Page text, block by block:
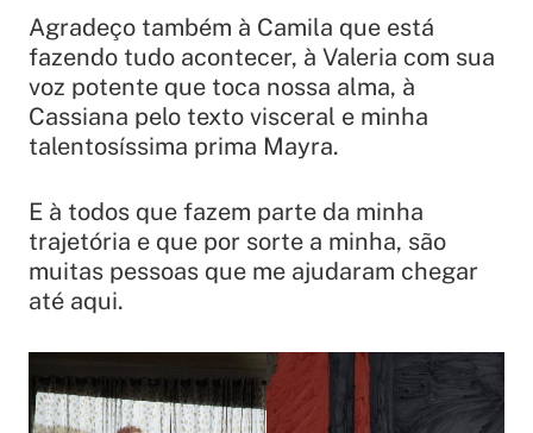
Agradeço também à Camila que está
fazendo tudo acontecer, à Valeria com sua
voz potente que toca nossa alma, à
Cassiana pelo texto visceral e minha
talentosíssima prima Mayra.
E à todos que fazem parte da minha
trajetória e que por sorte a minha, são
muitas pessoas que me ajudaram chegar
até aqui.